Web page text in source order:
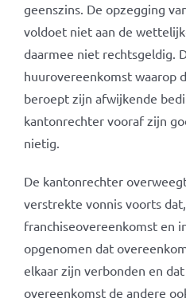
geenszins. De opzegging
voldoet niet aan de
daarmee niet rechtsgeldig.
huurovereenkomst waarop
beroept zijn afwijkende
kantonrechter vooraf zijn
nietig.
De kantonrechter
verstrekte vonnis voorts
franchiseovereenkomst en
opgenomen dat
elkaar zijn verbonden en
overeenkomst de andere